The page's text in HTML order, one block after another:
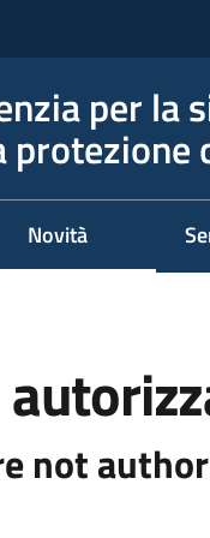
per la
protezione
Novità
not